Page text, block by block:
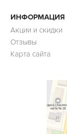
ИНФОРМАЦИЯ
Акции и скидки
Отзывы
Карта сайта